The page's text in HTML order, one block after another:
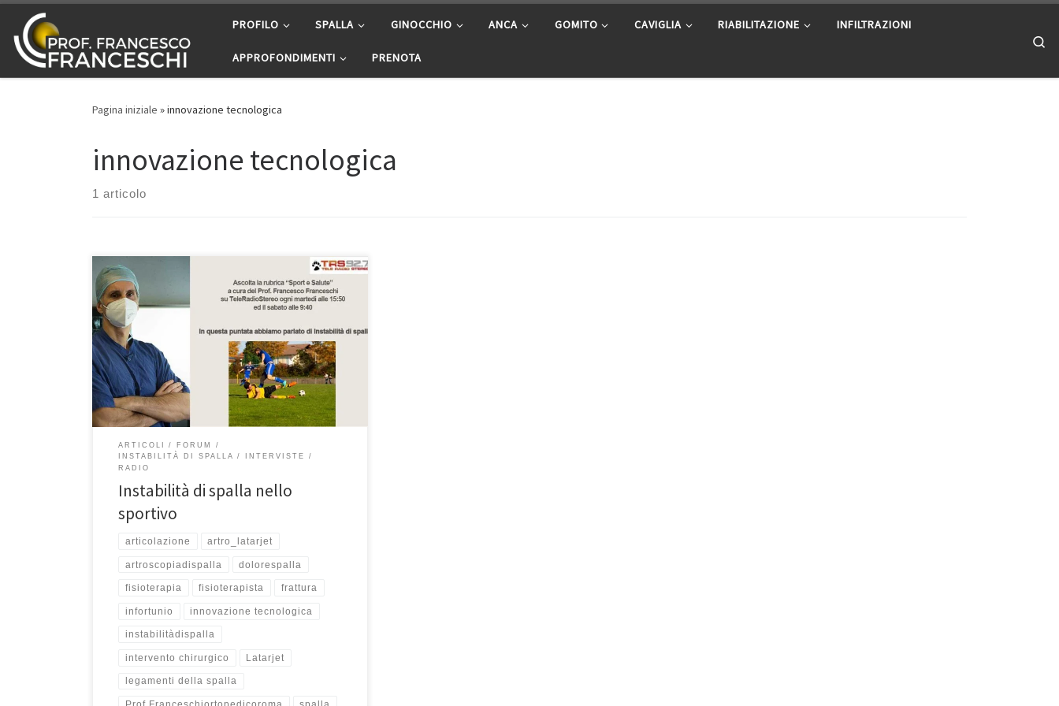
Passa al contenuto PROFILO SPALLA GINOCCHIO ANCA GOMITO CAVIGLIA RIABILITAZIONE INFILTRAZIONI
APPROFONDIMENTI PRENOTA
Pagina iniziale »innovazione tecnologica
innovazione tecnologica
1 articolo
Instabilità di spalla nello sportivo Rubrica “Sport e
Salute” – TeleRadioStereo 92,7 – 3 aprile 2021 In
questa puntata abbiamo parlato dell’instabilità di
spalla ed in particolare del caso di un paziente
sportivo da me operato qualche giorno fa’ che si
lussava continuamente la spalla. Abbiamo parlato di
fratture della […]
ARTICOLI
FORUM
INSTABILITÀ DI SPALLA
INTERVISTE
RADIO
Instabilità di spalla nello
sportivo
articolazione artro_latarjet
artroscopiadispalla dolorespalla
fisioterapia fisioterapista frattura
infortunio innovazione tecnologica
instabilitàdispalla
intervento chirurgico Latarjet
legamenti della spalla